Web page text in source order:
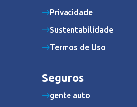
Privacidade
Sustentabilidade
Termos de Uso
Seguros
gente auto